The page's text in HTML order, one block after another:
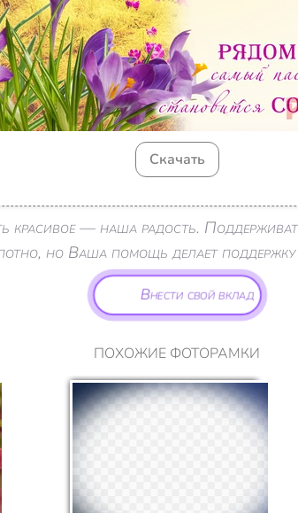
Скачать
красивое — наша радость.
но Ваша помощь делает поддержку
Внести свой вклад
ПОХОЖИЕ ФОТОРАМКИ